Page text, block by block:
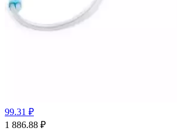
99.31 ₽
1 886.88 ₽